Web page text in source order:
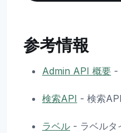
参考情報
Admin API 概要 -
検索API - 検索API
ラベル - ラベルタ